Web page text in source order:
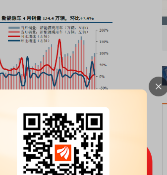
，同比+7.5%，环比+7.0%；渗透率
-0.3%；渗透率61.4%，环比+9.6pct。出
了解北交所知识 做理性投资者